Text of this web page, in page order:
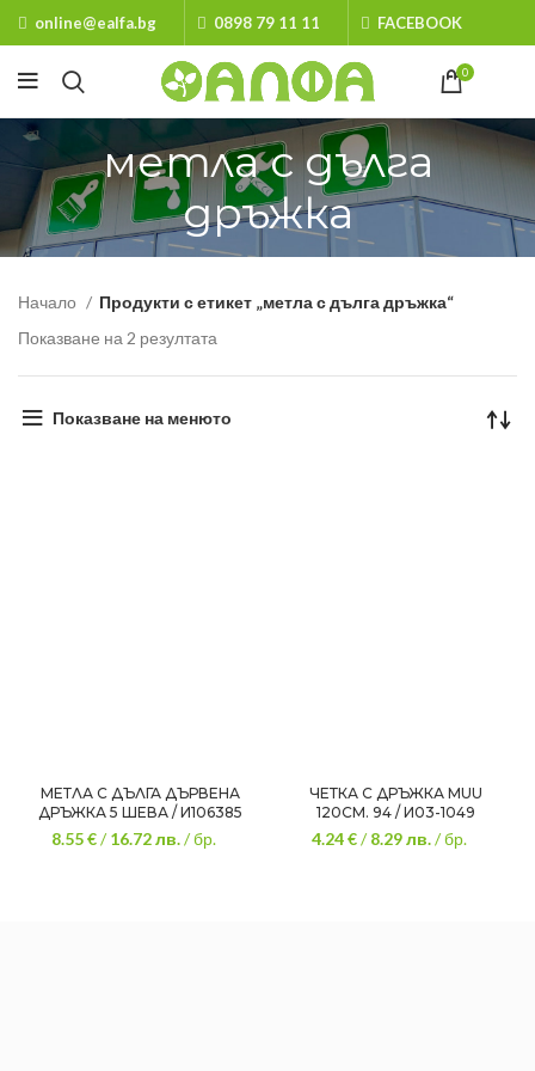
online@ealfa.bg 0898 79 11 11 FACEBOOK
0
метла с дълга
дръжка
Начало
Продукти с етикет „метла с дълга дръжка“
Показване на 2 резултата
Показване на менюто
МЕТЛА С ДЪЛГА ДЪРВЕНА
ДРЪЖКА 5 ШЕВА / И106385
8.55 €/16.72лв./ бр.
ЧЕТКА С ДРЪЖКА MUU
120СМ. 94 / И03-1049
4.24 €/8.29лв./ бр.